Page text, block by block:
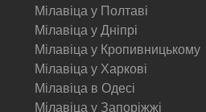
Мілавіца у Полтаві
Мілавіца у Дніпрі
Мілавіца у Кропивницькому
Мілавіца у Харкові
Мілавіца в Одесі
Мілавіца у Запоріжжі